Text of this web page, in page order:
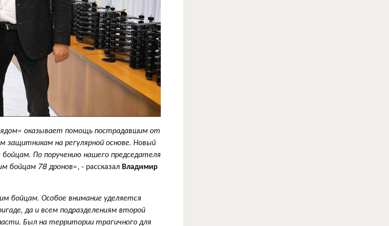
оказывает помощь пострадавшим от
защитникам на регулярной основе. Новый
По поручению нашего председателя
бойцам 78 дронов», - рассказал Владимир
бойцам. Особое внимание уделяется
да и всем подразделениям второй
Был на территории трагичного для